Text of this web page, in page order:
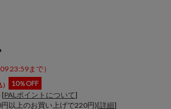
23:59まで）
10％OFF
[PALポイントについて]
以上のお買い上げで220円)[詳細]